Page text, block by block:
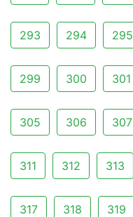
293 294 295
299 300 301
305 306 307
311 312 313
317 318 319